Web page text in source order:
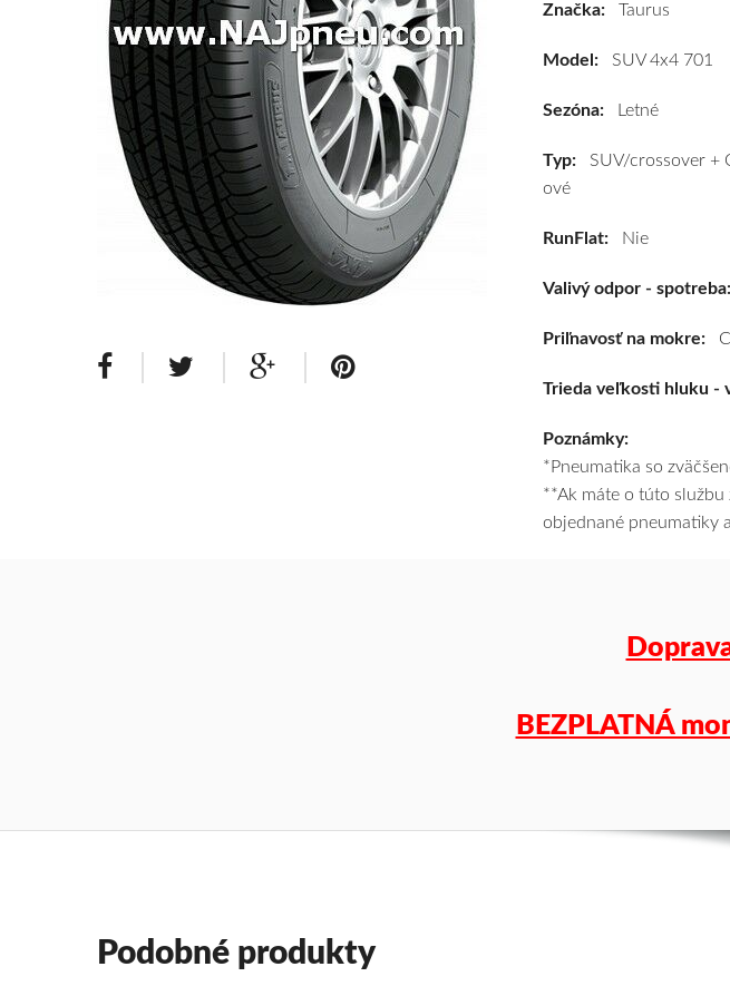
SUV/
ové
Taurus
R17
výhodnú
cenu
a
obujeme
disky
a
Značka: Taurus
Model: SUV 4x4 701
Sezóna: Letné
Typ: SUV/crossover +
ové
RunFlat: Nie
Valivý odpor - spotreba:
Priľnavosť na mokre: C
Trieda veľkosti hluku -
Poznámky:
*Pneumatika so
**Ak máte o túto službu
objednané pneumatiky
BEZPLATNÁ
Podobné produkty